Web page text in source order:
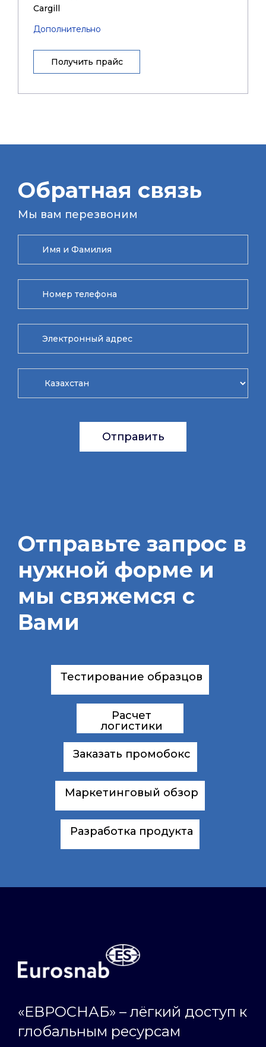
Cargill
Дополнительно
Получить прайс
Обратная связь
Мы вам перезвоним
Отправить
Отправьте запрос в
нужной форме и
мы свяжемся с
Вами
Тестирование образцов
Расчет
логистики
Заказать промобокс
Маркетинговый обзор
Разработка продукта
«ЕВРОСНАБ» – лёгкий доступ к
глобальным ресурсам